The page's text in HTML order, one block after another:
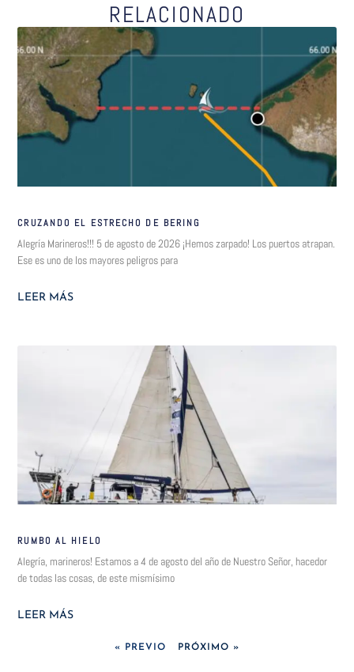
RELACIONADO
CRUZANDO EL ESTRECHO DE BERING
Alegría Marineros!!! 5 de agosto de 2026 ¡Hemos zarpado! Los puertos atrapan.
Ese es uno de los mayores peligros para
LEER MÁS
RUMBO AL HIELO
Alegría, marineros! Estamos a 4 de agosto del año de Nuestro Señor, hacedor
de todas las cosas, de este mismísimo
LEER MÁS
« PREVIO PRÓXIMO »